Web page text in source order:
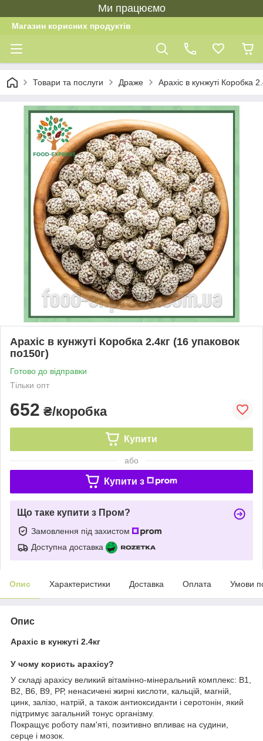
Ми працюємо
Магазин корисних продуктів
Товари та послуги Драже Арахіс в кунжуті Коробка
Арахіс в кунжуті Коробка 2.4кг (16 упаковок
по150г)
Готово до відправки
Тільки опт
652 ₴/коробка
Купити
або
Купити з
Що таке купити з Пром?
Замовлення під захистом
Доступна доставка
Опис Характеристики Доставка Оплата Умови
Опис
Арахіс в кунжуті 2.4кг
У чому користь арахісу?
У складі арахісу великий вітамінно-мінеральний комплекс: В1,
В2, В6, В9, РР, ненасичені жирні кислоти, кальцій, магній,
цинк, залізо, натрій, а також антиоксиданти і серотонін, який
підтримує загальний тонус організму.
Покращує роботу пам'яті, позитивно впливає на судини,
серце і мозок.